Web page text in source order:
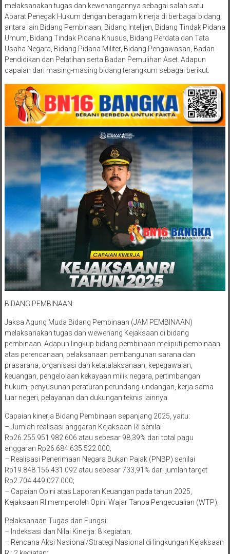
melaksanakan tugas dan kewenangannya sebagai salah satu
Aparat Penegak Hukum dengan beragam kinerja di berbagai bidang,
antara lain Bidang Pembinaan, Bidang Intelijen, Bidang Tindak Pidana
Umum, Bidang Tindak Pidana Khusus, Bidang Perdata dan Tata
Usaha Negara, Bidang Pidana Militer, Bidang Pengawasan, Badan
Pendidikan dan Pelatihan serta Badan Pemulihan Aset. Adapun
capaian dari masing-masing bidang terangkum sebagai berikut:
BIDANG PEMBINAAN:
Jaksa Agung Muda Bidang Pembinaan (JAM PEMBINAAN)
melaksanakan tugas dan wewenang Kejaksaan di bidang
pembinaan. Adapun lingkup bidang pembinaan meliputi pembinaan
atas perencanaan, pelaksanaan pembangunan sarana dan
prasarana, organisasi dan ketatalaksanaan, kepegawaian,
keuangan, pengelolaan kekayaan milik negara, pertimbangan
hukum, penyusunan peraturan perundang-undangan, kerja sama
luar negeri, pelayanan dan dukungan teknis lainnya.
Capaian kinerja Bidang Pembinaan sepanjang 2025, yaitu:
– Jumlah realisasi anggaran Kejaksaan RI senilai
Rp26.255.951.982.606 atau sebesar 98,39% dari total pagu
anggaran Rp26.684.635.522.000;
– Realisasi Penerimaan Negara Bukan Pajak (PNBP) senilai
Rp19.848.156.431.092 atau sebesar 733,91% dari jumlah target
Rp2.704.449.027.000;
– Capaian Opini atas Laporan Keuangan pada tahun 2025,
Kejaksaan RI memperoleh Opini Wajar Tanpa Pengecualian (WTP);
Pelaksanaan Tugas dan Fungsi:
– Indeksasi dan Nilai Kinerja: 8 kegiatan;
– Rencana Aksi Nasional/Strategi Nasional di lingkungan Kejaksaan